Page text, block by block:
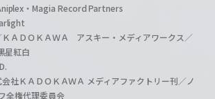
・Magia Record Partners
ＡＤＯＫＡＷＡ アスキー・メディアワークス／
星紅白
社ＫＡＤＯＫＡＷＡ メディアファクトリー刊／ノ
全権代理委員会